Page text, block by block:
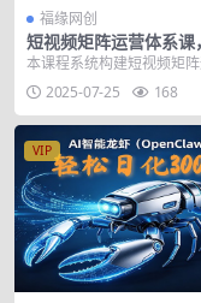
福缘网创
短视频矩阵运营体系课
感培养、素材生产力提
创成本控制，快速放大
果
本课程系统构建短视频矩阵
系，从网感培养、素材生产
到原创成本控制，深度...
2025-07-25 168
VIP